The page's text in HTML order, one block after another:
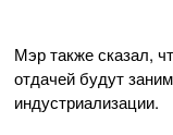
Мэр также сказал,
отдачей будут
индустриализации.